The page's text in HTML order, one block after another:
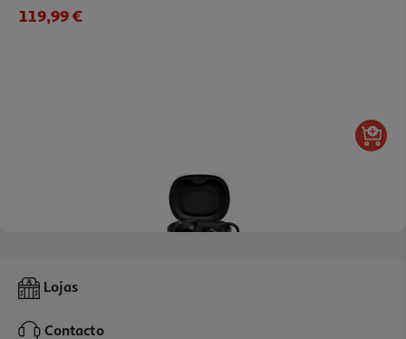
119,99 €
Auriculares Open-Ear Jbl Sense Pro Preto
Lojas
Contacto